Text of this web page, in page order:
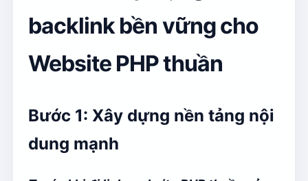
backlink bền vững cho
Website PHP thuần
Bước 1: Xây dựng nền tảng nội
dung mạnh